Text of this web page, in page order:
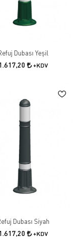
Dubası Yeşil
+KDV
Dubası Siyah
+KDV